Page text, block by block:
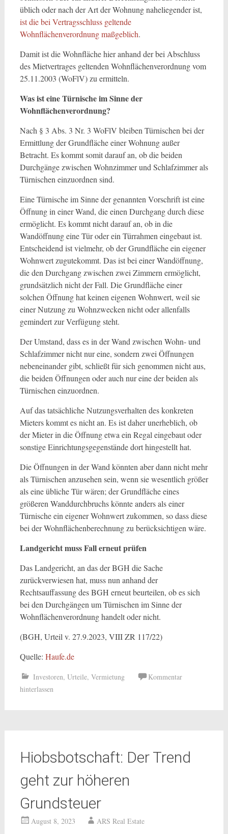
üblich oder nach der Art der Wohnung naheliegender ist,
ist die bei Vertragsschluss geltende
Wohnflächenverordnung maßgeblich.
Damit ist die Wohnfläche hier anhand der bei Abschluss
des Mietvertrages geltenden Wohnflächenverordnung vom
25.11.2003 (WoFlV) zu ermitteln.
Was ist eine Türnische im Sinne der
Wohnflächenverordnung?
Nach § 3 Abs. 3 Nr. 3 WoFlV bleiben Türnischen bei der
Ermittlung der Grundfläche einer Wohnung außer
Betracht. Es kommt somit darauf an, ob die beiden
Durchgänge zwischen Wohnzimmer und Schlafzimmer als
Türnischen einzuordnen sind.
Eine Türnische im Sinne der genannten Vorschrift ist eine
Öffnung in einer Wand, die einen Durchgang durch diese
ermöglicht. Es kommt nicht darauf an, ob in die
Wandöffnung eine Tür oder ein Türrahmen eingebaut ist.
Entscheidend ist vielmehr, ob der Grundfläche ein eigener
Wohnwert zugutekommt. Das ist bei einer Wandöffnung,
die den Durchgang zwischen zwei Zimmern ermöglicht,
grundsätzlich nicht der Fall. Die Grundfläche einer
solchen Öffnung hat keinen eigenen Wohnwert, weil sie
einer Nutzung zu Wohnzwecken nicht oder allenfalls
gemindert zur Verfügung steht.
Der Umstand, dass es in der Wand zwischen Wohn- und
Schlafzimmer nicht nur eine, sondern zwei Öffnungen
nebeneinander gibt, schließt für sich genommen nicht aus,
die beiden Öffnungen oder auch nur eine der beiden als
Türnischen einzuordnen.
Auf das tatsächliche Nutzungsverhalten des konkreten
Mieters kommt es nicht an. Es ist daher unerheblich, ob
der Mieter in die Öffnung etwa ein Regal eingebaut oder
sonstige Einrichtungsgegenstände dort hingestellt hat.
Die Öffnungen in der Wand könnten aber dann nicht mehr
als Türnischen anzusehen sein, wenn sie wesentlich größer
als eine übliche Tür wären; der Grundfläche eines
größeren Wanddurchbruchs könnte anders als einer
Türnische ein eigener Wohnwert zukommen, so dass diese
bei der Wohnflächenberechnung zu berücksichtigen wäre.
Landgericht muss Fall erneut prüfen
Das Landgericht, an das der BGH die Sache
zurückverwiesen hat, muss nun anhand der
Rechtsauffassung des BGH erneut beurteilen, ob es sich
bei den Durchgängen um Türnischen im Sinne der
Wohnflächenverordnung handelt oder nicht.
(BGH, Urteil v. 27.9.2023, VIII ZR 117/22)
Quelle: Haufe.de
Investoren, Urteile, Vermietung
Kommentar
hinterlassen
Hiobsbotschaft: Der Trend
geht zur höheren
Grundsteuer
August 8, 2023 ARS Real Estate